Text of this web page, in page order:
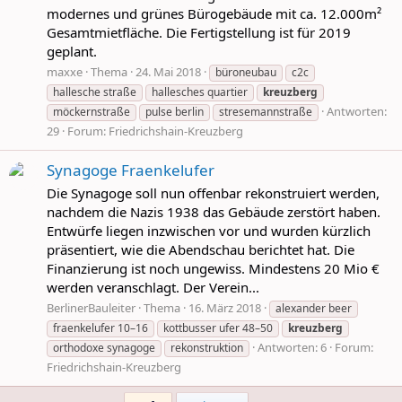
modernes und grünes Bürogebäude mit ca. 12.000m²
Gesamtmietfläche. Die Fertigstellung ist für 2019
geplant.
maxxe Thema 24. Mai 2018 büroneubau
c2c
hallesche straße
hallesches quartier
kreuzberg
möckernstraße
pulse berlin stresemannstraße
Antworten:
29 Forum: Friedrichshain-Kreuzberg
Synagoge Fraenkelufer
Die Synagoge soll nun offenbar rekonstruiert werden,
nachdem die Nazis 1938 das Gebäude zerstört haben.
Entwürfe liegen inzwischen vor und wurden kürzlich
präsentiert, wie die Abendschau berichtet hat. Die
Finanzierung ist noch ungewiss. Mindestens 20 Mio €
werden veranschlagt. Der Verein...
BerlinerBauleiter Thema 16. März 2018
alexander beer
fraenkelufer 10–16
kottbusser ufer 48–50
kreuzberg
orthodoxe synagoge
rekonstruktion Antworten: 6 Forum:
Friedrichshain-Kreuzberg